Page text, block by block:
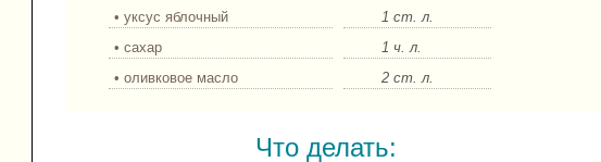
• уксус яблочный
1 ст. л.
• сахар
1 ч. л.
• оливковое масло
2 ст. л.
Что делать: